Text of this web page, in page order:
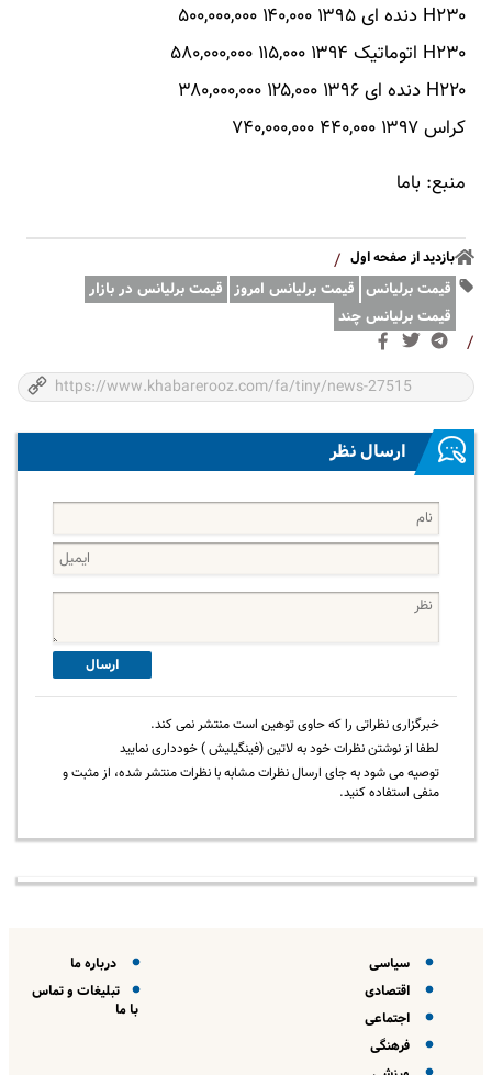
H۲۳۰ دنده ای ۱۳۹۵ ۱۴۰,۰۰۰ ۵۰۰,۰۰۰,۰۰۰
H۲۳۰ اتوماتیک ۱۳۹۴ ۱۱۵,۰۰۰ ۵۸۰,۰۰۰,۰۰۰
H۲۲۰ دنده ای ۱۳۹۶ ۱۲۵,۰۰۰ ۳۸۰,۰۰۰,۰۰۰
کراس ۱۳۹۷ ۴۴۰,۰۰۰ ۷۴۰,۰۰۰,۰۰۰
منبع: باما
بازدید از صفحه اول /
قیمت برلیانس قیمت برلیانس امروز
قیمت برلیانس در بازار
قیمت برلیانس چند
/
ارسال نظر
ارسال
خبرگزاری نظراتی را که حاوی توهین است منتشر نمی کند.
لطفا از نوشتن نظرات خود به لاتین (فینگیلیش ) خودداری نمایید
توصیه می شود به جای ارسال نظرات مشابه با نظرات منتشر شده، از مثبت و
منفی استفاده کنید.
سیاسی
اقتصادی
اجتماعی
فرهنگی
درباره ما
تبلیغات و تماس
با ما